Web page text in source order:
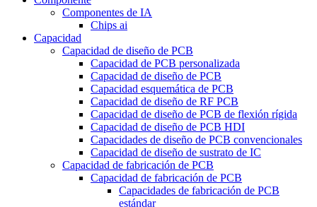
Componentes de IA
Chips ai
Capacidad
Capacidad de diseño de PCB
Capacidad de PCB personalizada
Capacidad de diseño de PCB
Capacidad esquemática de PCB
Capacidad de diseño de RF PCB
Capacidad de diseño de PCB de flexión rígida
Capacidad de diseño de PCB HDI
Capacidades de diseño de PCB convencionales
Capacidad de diseño de sustrato de IC
Capacidad de fabricación de PCB
Capacidad de fabricación de PCB
Capacidades de fabricación de PCB
estándar